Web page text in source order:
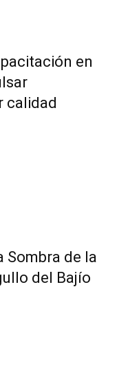
en
calidad
Sombra de la
del Bajío